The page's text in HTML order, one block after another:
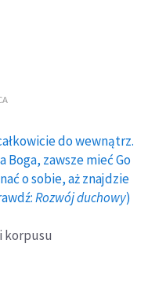
do wewnątrz.
Boga, zawsze mieć Go
o sobie, aż znajdzie
Rozwój duchowy)
korpusu